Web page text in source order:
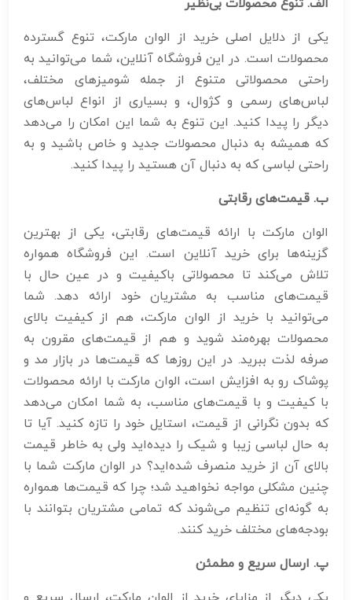
الف. تنوع محصولات بی‌نظیر
یکی از دلایل اصلی خرید از الوان مارکت، تنوع گسترده
محصولات است. در این فروشگاه آنلاین، شما می‌توانید به
راحتی محصولاتی متنوع از جمله شومیزهای مختلف،
لباس‌های رسمی و کژوال، و بسیاری از انواع لباس‌های
دیگر را پیدا کنید. این تنوع به شما این امکان را می‌دهد
که همیشه به دنبال محصولات جدید و خاص باشید و به
راحتی لباسی که به دنبال آن هستید را پیدا کنید.
ب. قیمت‌های رقابتی
الوان مارکت با ارائه قیمت‌های رقابتی، یکی از بهترین
گزینه‌ها برای خرید آنلاین است. این فروشگاه همواره
تلاش می‌کند تا محصولاتی باکیفیت و در عین حال با
قیمت‌های مناسب به مشتریان خود ارائه دهد. شما
می‌توانید با خرید از الوان مارکت، هم از کیفیت بالای
محصولات بهره‌مند شوید و هم از قیمت‌های مقرون به
صرفه لذت ببرید. در این روزها که قیمت‌ها در بازار مد و
پوشاک رو به افزایش است، الوان مارکت با ارائه محصولات
با کیفیت و با قیمت‌های مناسب، به شما امکان می‌دهد
که بدون نگرانی از قیمت، استایل خود را تازه کنید. آیا تا
به حال لباسی زیبا و شیک را دیده‌اید ولی به خاطر قیمت
بالای آن از خرید منصرف شده‌اید؟ در الوان مارکت شما با
چنین مشکلی مواجه نخواهید شد؛ چرا که قیمت‌ها همواره
به گونه‌ای تنظیم می‌شوند که تمامی مشتریان بتوانند با
بودجه‌های مختلف خرید کنند.
پ. ارسال سریع و مطمئن